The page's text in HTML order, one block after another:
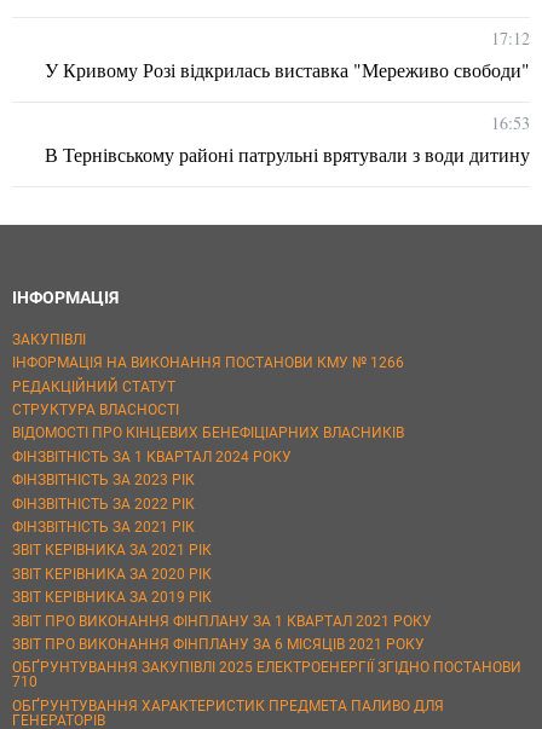
17:12
У Кривому Розі відкрилась виставка "Мереживо свободи"
16:53
В Тернівському районі патрульні врятували з води дитину
ІНФОРМАЦІЯ
ЗАКУПІВЛІ
ІНФОРМАЦІЯ НА ВИКОНАННЯ ПОСТАНОВИ КМУ № 1266
РЕДАКЦІЙНИЙ СТАТУТ
СТРУКТУРА ВЛАСНОСТІ
ВІДОМОСТІ ПРО КІНЦЕВИХ БЕНЕФІЦІАРНИХ ВЛАСНИКІВ
ФІНЗВІТНІСТЬ ЗА 1 КВАРТАЛ 2024 РОКУ
ФІНЗВІТНІСТЬ ЗА 2023 РІК
ФІНЗВІТНІСТЬ ЗА 2022 РІК
ФІНЗВІТНІСТЬ ЗА 2021 РІК
ЗВІТ КЕРІВНИКА ЗА 2021 РІК
ЗВІТ КЕРІВНИКА ЗА 2020 РІК
ЗВІТ КЕРІВНИКА ЗА 2019 РІК
ЗВІТ ПРО ВИКОНАННЯ ФІНПЛАНУ ЗА 1 КВАРТАЛ 2021 РОКУ
ЗВІТ ПРО ВИКОНАННЯ ФІНПЛАНУ ЗА 6 МІСЯЦІВ 2021 РОКУ
ОБҐРУНТУВАННЯ ЗАКУПІВЛІ 2025 ЕЛЕКТРОЕНЕРГІЇ ЗГІДНО ПОСТАНОВИ
710
ОБҐРУНТУВАННЯ ХАРАКТЕРИСТИК ПРЕДМЕТА ПАЛИВО ДЛЯ
ГЕНЕРАТОРІВ